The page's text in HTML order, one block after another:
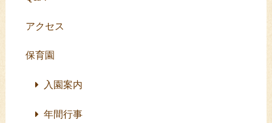
アクセス
保育園
入園案内
年間行事